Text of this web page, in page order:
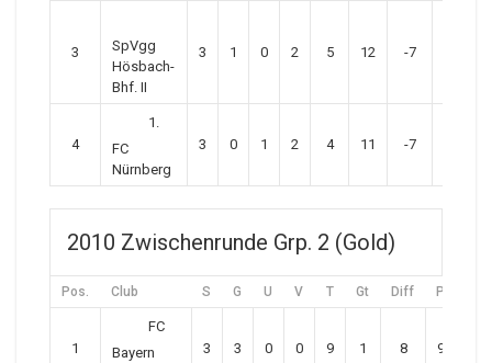
3
SpVgg
Hösbach-
Bhf. II
3 1 0 2 5 12 -7
4
1.
FC
Nürnberg
3 0 1 2 4 11 -7
2010 Zwischenrunde Grp. 2 (Gold)
Pos. Club S G U V T Gt Diff P
1
FC
Bayern
3 3 0 0 9 1 8 9